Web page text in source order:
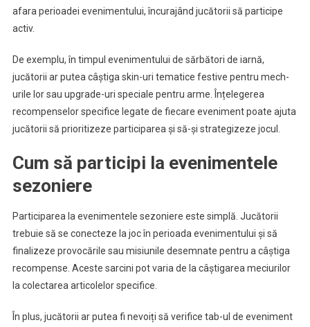
afara perioadei evenimentului, încurajând jucătorii să participe
activ.
De exemplu, în timpul evenimentului de sărbători de iarnă,
jucătorii ar putea câștiga skin-uri tematice festive pentru mech-
urile lor sau upgrade-uri speciale pentru arme. Înțelegerea
recompenselor specifice legate de fiecare eveniment poate ajuta
jucătorii să prioritizeze participarea și să-și strategizeze jocul.
Cum să participi la evenimentele
sezoniere
Participarea la evenimentele sezoniere este simplă. Jucătorii
trebuie să se conecteze la joc în perioada evenimentului și să
finalizeze provocările sau misiunile desemnate pentru a câștiga
recompense. Aceste sarcini pot varia de la câștigarea meciurilor
la colectarea articolelor specifice.
În plus, jucătorii ar putea fi nevoiți să verifice tab-ul de eveniment